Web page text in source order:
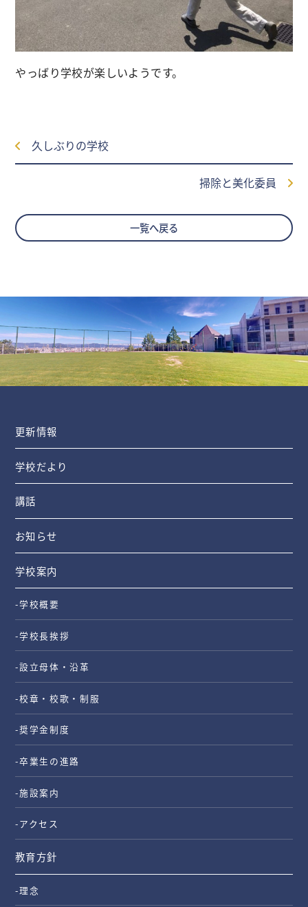
やっばり学校が楽しいようです。
久しぶりの学校
掃除と美化委員
一覧へ戻る
更新情報
学校だより
講話
お知らせ
学校案内
-学校概要
-学校長挨拶
-設立母体・沿革
-校章・校歌・制服
-奨学金制度
-卒業生の進路
-施設案内
-アクセス
教育方針
-理念